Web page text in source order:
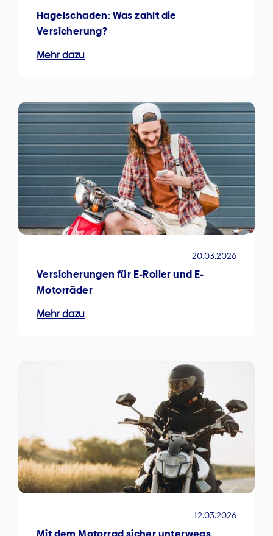
Hagelschaden: Was zahlt die
Versicherung?
Mehr dazu
20.03.2026
Versicherungen für E-Roller und E-
Motorräder
Mehr dazu
12.03.2026